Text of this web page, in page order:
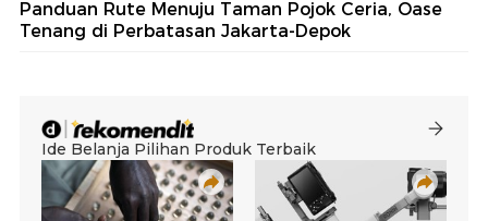
Panduan Rute Menuju Taman Pojok Ceria, Oase
Tenang di Perbatasan Jakarta-Depok